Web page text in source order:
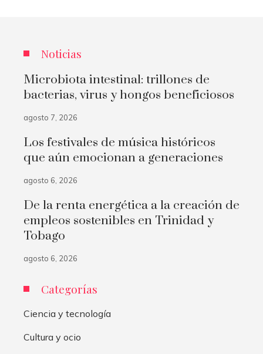
Noticias
Microbiota intestinal: trillones de
bacterias, virus y hongos beneficiosos
agosto 7, 2026
Los festivales de música históricos
que aún emocionan a generaciones
agosto 6, 2026
De la renta energética a la creación de
empleos sostenibles en Trinidad y
Tobago
agosto 6, 2026
Categorías
Ciencia y tecnología
Cultura y ocio